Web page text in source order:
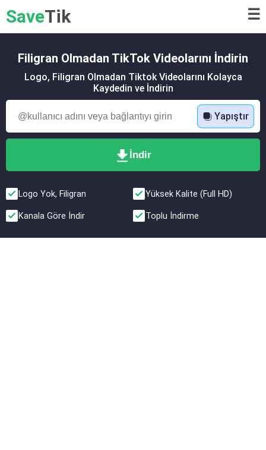
SaveTik ☰
Filigran Olmadan TikTok Videolarını İndirin
Logo, Filigran Olmadan Tiktok Videolarını Kolayca
Kaydedin ve İndirin
Yapıştır
İndir
Logo Yok, Filigran Yüksek Kalite (Full HD)
Kanala Göre İndir Toplu İndirme